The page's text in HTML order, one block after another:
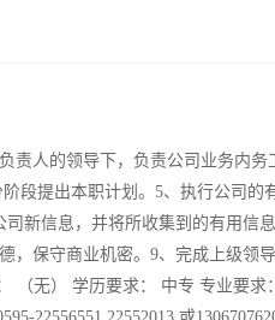
责人的领导下，负责公司业务内
段提出本职计划。5、执行公司的
司新信息，并将所收集到的有用信
，保守商业机密。9、完成上级领
（无） 学历要求： 中专 专业要